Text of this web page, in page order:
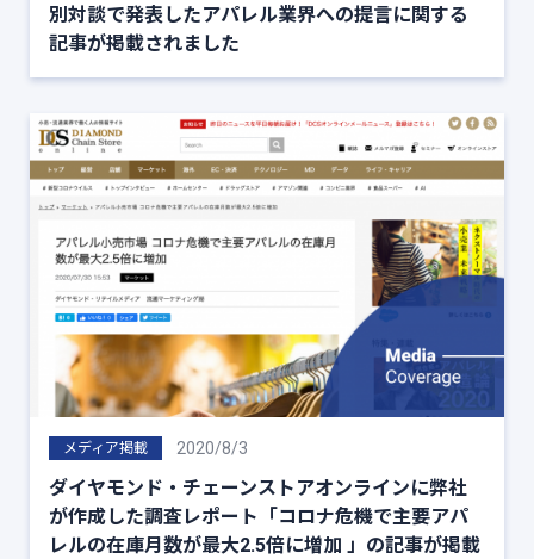
別対談で発表したアパレル業界への提言に関する
記事が掲載されました
メディア掲載 2020/8/3
ダイヤモンド・チェーンストアオンラインに弊社
が作成した調査レポート「コロナ危機で主要アパ
レルの在庫月数が最大2.5倍に増加 」の記事が掲載